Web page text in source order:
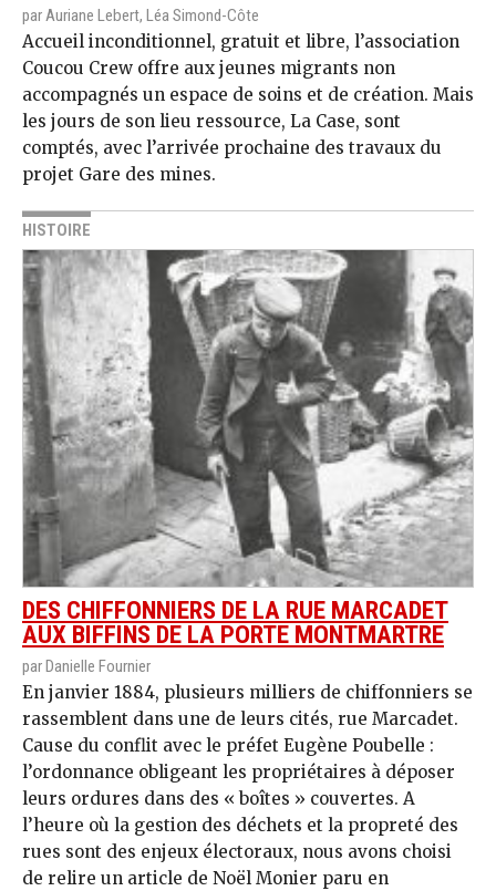
par Auriane Lebert, Léa Simond-Côte
Accueil inconditionnel, gratuit et libre, l’association
Coucou Crew offre aux jeunes migrants non
accompagnés un espace de soins et de création. Mais
les jours de son lieu ressource, La Case, sont
comptés, avec l’arrivée prochaine des travaux du
projet Gare des mines.
HISTOIRE
DES CHIFFONNIERS DE LA RUE MARCADET
AUX BIFFINS DE LA PORTE MONTMARTRE
par Danielle Fournier
En janvier 1884, plusieurs milliers de chiffonniers se
rassemblent dans une de leurs cités, rue Marcadet.
Cause du conflit avec le préfet Eugène Poubelle :
l’ordonnance obligeant les propriétaires à déposer
leurs ordures dans des « boîtes » couvertes. A
l’heure où la gestion des déchets et la propreté des
rues sont des enjeux électoraux, nous avons choisi
de relire un article de Noël Monier paru en